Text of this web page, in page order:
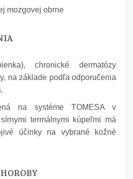
mozgovej obrne
chronické dermatózy
na základe podľa odporučenia
na systéme TOMESA v
termálnymi kúpeľmi má
účinky na vybrané kožné